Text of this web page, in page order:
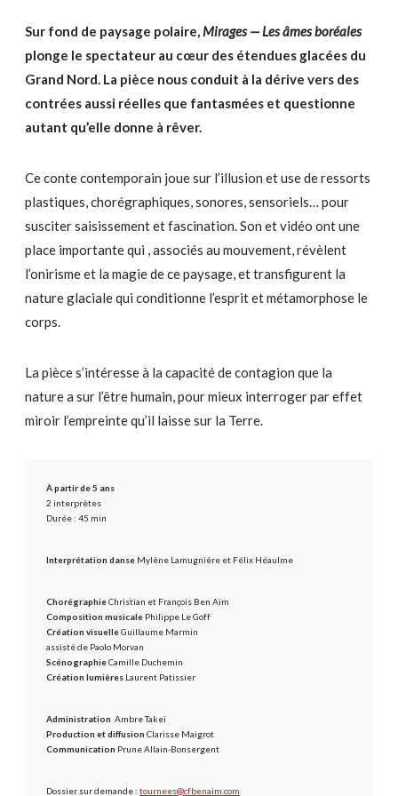
Sur fond de paysage polaire,Mirages — Les âmes boréales
plonge le spectateur au cœur des étendues glacées du
Grand Nord. La pièce nous conduit à la dérive vers des
contrées aussi réelles que fantasmées et questionne
autant qu’elle donne à rêver.
Ce conte contemporain joue sur l’illusion et use de ressorts
plastiques, chorégraphiques, sonores, sensoriels… pour
susciter saisissement et fascination. Son et vidéo ont une
place importante qui , associés au mouvement, révèlent
l’onirisme et la magie de ce paysage, et transfigurent la
nature glaciale qui conditionne l’esprit et métamorphose le
corps.
La pièce s’intéresse à la capacité de contagion que la
nature a sur l’être humain, pour mieux interroger par effet
miroir l’empreinte qu’il laisse sur la Terre.
À partir de 5 ans
2 interprètes
Durée : 45 min
Interprétation danse Mylène Lamugnière et Félix Héaulme
ChorégraphieChristian et François Ben Aïm
Composition musicale Philippe Le Goff
Création visuelleGuillaume Marmin
assisté de Paolo Morvan
ScénographieCamille Duchemin
Création lumières Laurent Patissier
Administration Ambre Takeï
Production et diffusion Clarisse Maigrot
Communication Prune Allain-Bonsergent
Dossier sur demande : tournees@cfbenaim.com